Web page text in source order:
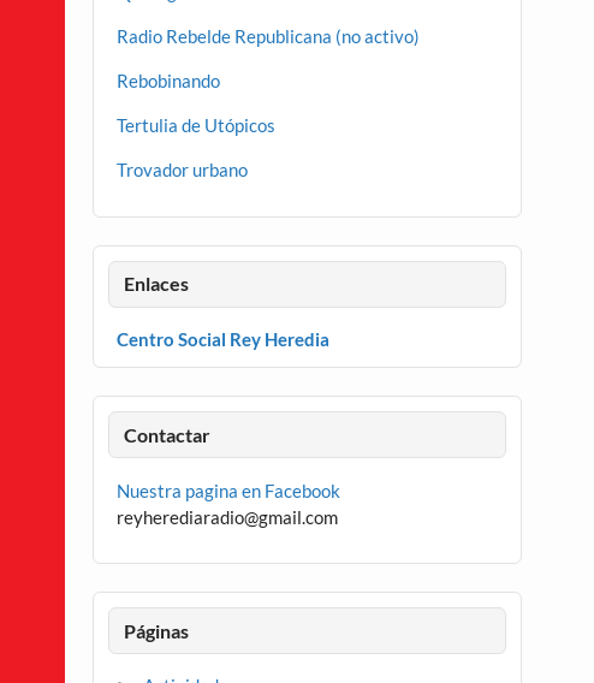
Radio Rebelde Republicana (no activo)
Rebobinando
Tertulia de Utópicos
Trovador urbano
Enlaces
Centro Social Rey Heredia
Contactar
Nuestra pagina en Facebook
reyherediaradio@gmail.com
Páginas